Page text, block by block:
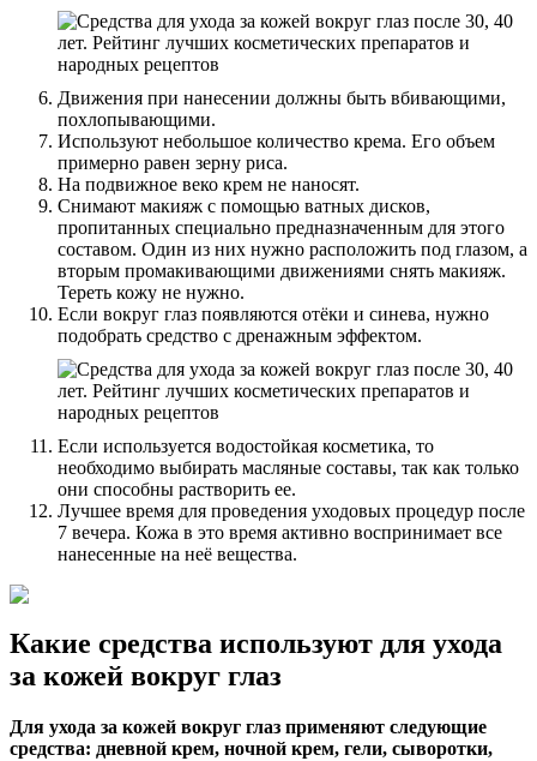
Движения при нанесении должны быть вбивающими,
похлопывающими.
Используют небольшое количество крема. Его объем
примерно равен зерну риса.
На подвижное веко крем не наносят.
Снимают макияж с помощью ватных дисков,
пропитанных специально предназначенным для этого
составом. Один из них нужно расположить под глазом, а
вторым промакивающими движениями снять макияж.
Тереть кожу не нужно.
Если вокруг глаз появляются отёки и синева, нужно
подобрать средство с дренажным эффектом.
Если используется водостойкая косметика, то
необходимо выбирать масляные составы, так как только
они способны растворить ее.
Лучшее время для проведения уходовых процедур после
7 вечера. Кожа в это время активно воспринимает все
нанесенные на неё вещества.
Какие средства используют для ухода
за кожей вокруг глаз
Для ухода за кожей вокруг глаз применяют следующие
средства: дневной крем, ночной крем, гели, сыворотки,